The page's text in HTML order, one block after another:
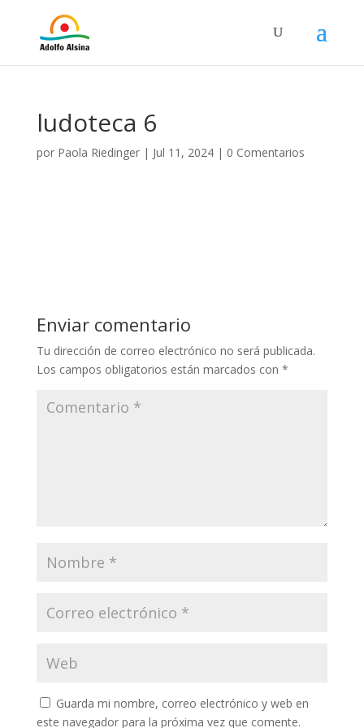
ludoteca 6
por Paola Riedinger| Jul 11, 2024| 0 Comentarios
Enviar comentario
Tu dirección de correo electrónico no será publicada.
Los campos obligatorios están marcados con *
Guarda mi nombre, correo electrónico y web en
este navegador para la próxima vez que comente.